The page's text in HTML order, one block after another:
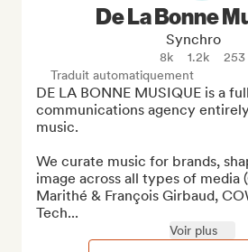
De La Bonne
Synchro
8k 1.2k
253
Traduit automatiquement
DE LA BONNE MUSIQUE is a
communications agency
music.
We curate music for brands,
image across all types of media
Marithé & François Girbaud,
Tech...
Voir plus